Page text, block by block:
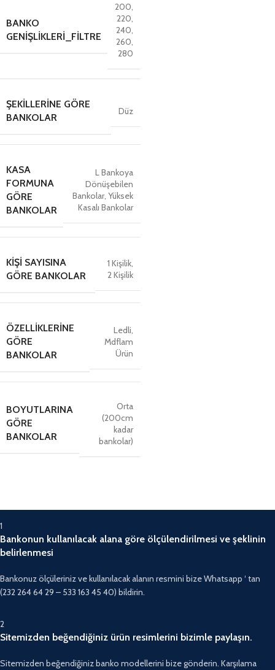
BANKO
GENIŞLIKLERI_FILTRE
200
220
240
260
280
ŞEKILLERINE GÖRE
BANKOLAR
Düz
KASA
FORMUNA
GÖRE
BANKOLAR
L Bankoya
Dönüşebilen
Bankolar, Yüksek
Kasalı Bankolar
KIŞI SAYISINA
GÖRE BANKOLAR
1 Kişilik,
2 Kişilik
ÖZELLIKLERINE
GÖRE
BANKOLAR
Ledli
Mdflam
Ürün
BOYUTLARINA
GÖRE
BANKOLAR
Orta
(200cm
kadar
bankolar)
1
Bankonun kullanılacak alana göre ölçülendirilmesi ve şeklinin
belirlenmesi
Bankonuz ölçüleriniz ve kullanılacak alanın resmini bize Whatsapp ‘ tan
(232 264 64 29 – 533 163 45 40) bildirin.
2
Sitemizden beğendiğiniz ürün resimlerini bizimle paylaşın.
Sitemizden beğendiğiniz banko modellerini bize gönderin. Karşılama